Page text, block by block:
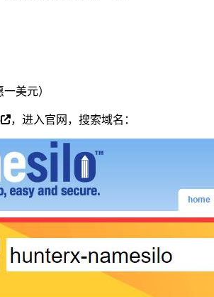
美元）
，进入官网，搜索域名：